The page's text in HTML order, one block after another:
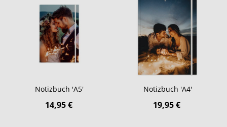
Notizbuch 'A5'
14,95 €
Notizbuch 'A4'
19,95 €